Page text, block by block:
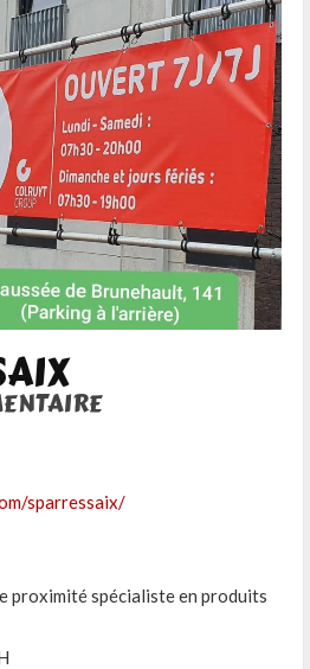
sparressaix/
proximité spécialiste en produits